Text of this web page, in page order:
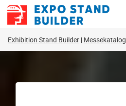
Zum
Inhalt
Exhibition Stand Builder Messekatalog